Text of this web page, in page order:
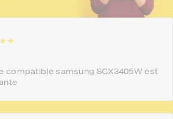
compatible samsung SCX3405W est